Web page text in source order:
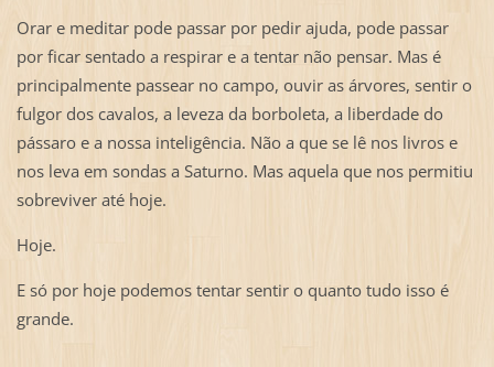
Orar e meditar pode passar por pedir ajuda, pode passar
por ficar sentado a respirar e a tentar não pensar. Mas é
principalmente passear no campo, ouvir as árvores, sentir o
fulgor dos cavalos, a leveza da borboleta, a liberdade do
pássaro e a nossa inteligência. Não a que se lê nos livros e
nos leva em sondas a Saturno. Mas aquela que nos permitiu
sobreviver até hoje.
Hoje.
E só por hoje podemos tentar sentir o quanto tudo isso é
grande.